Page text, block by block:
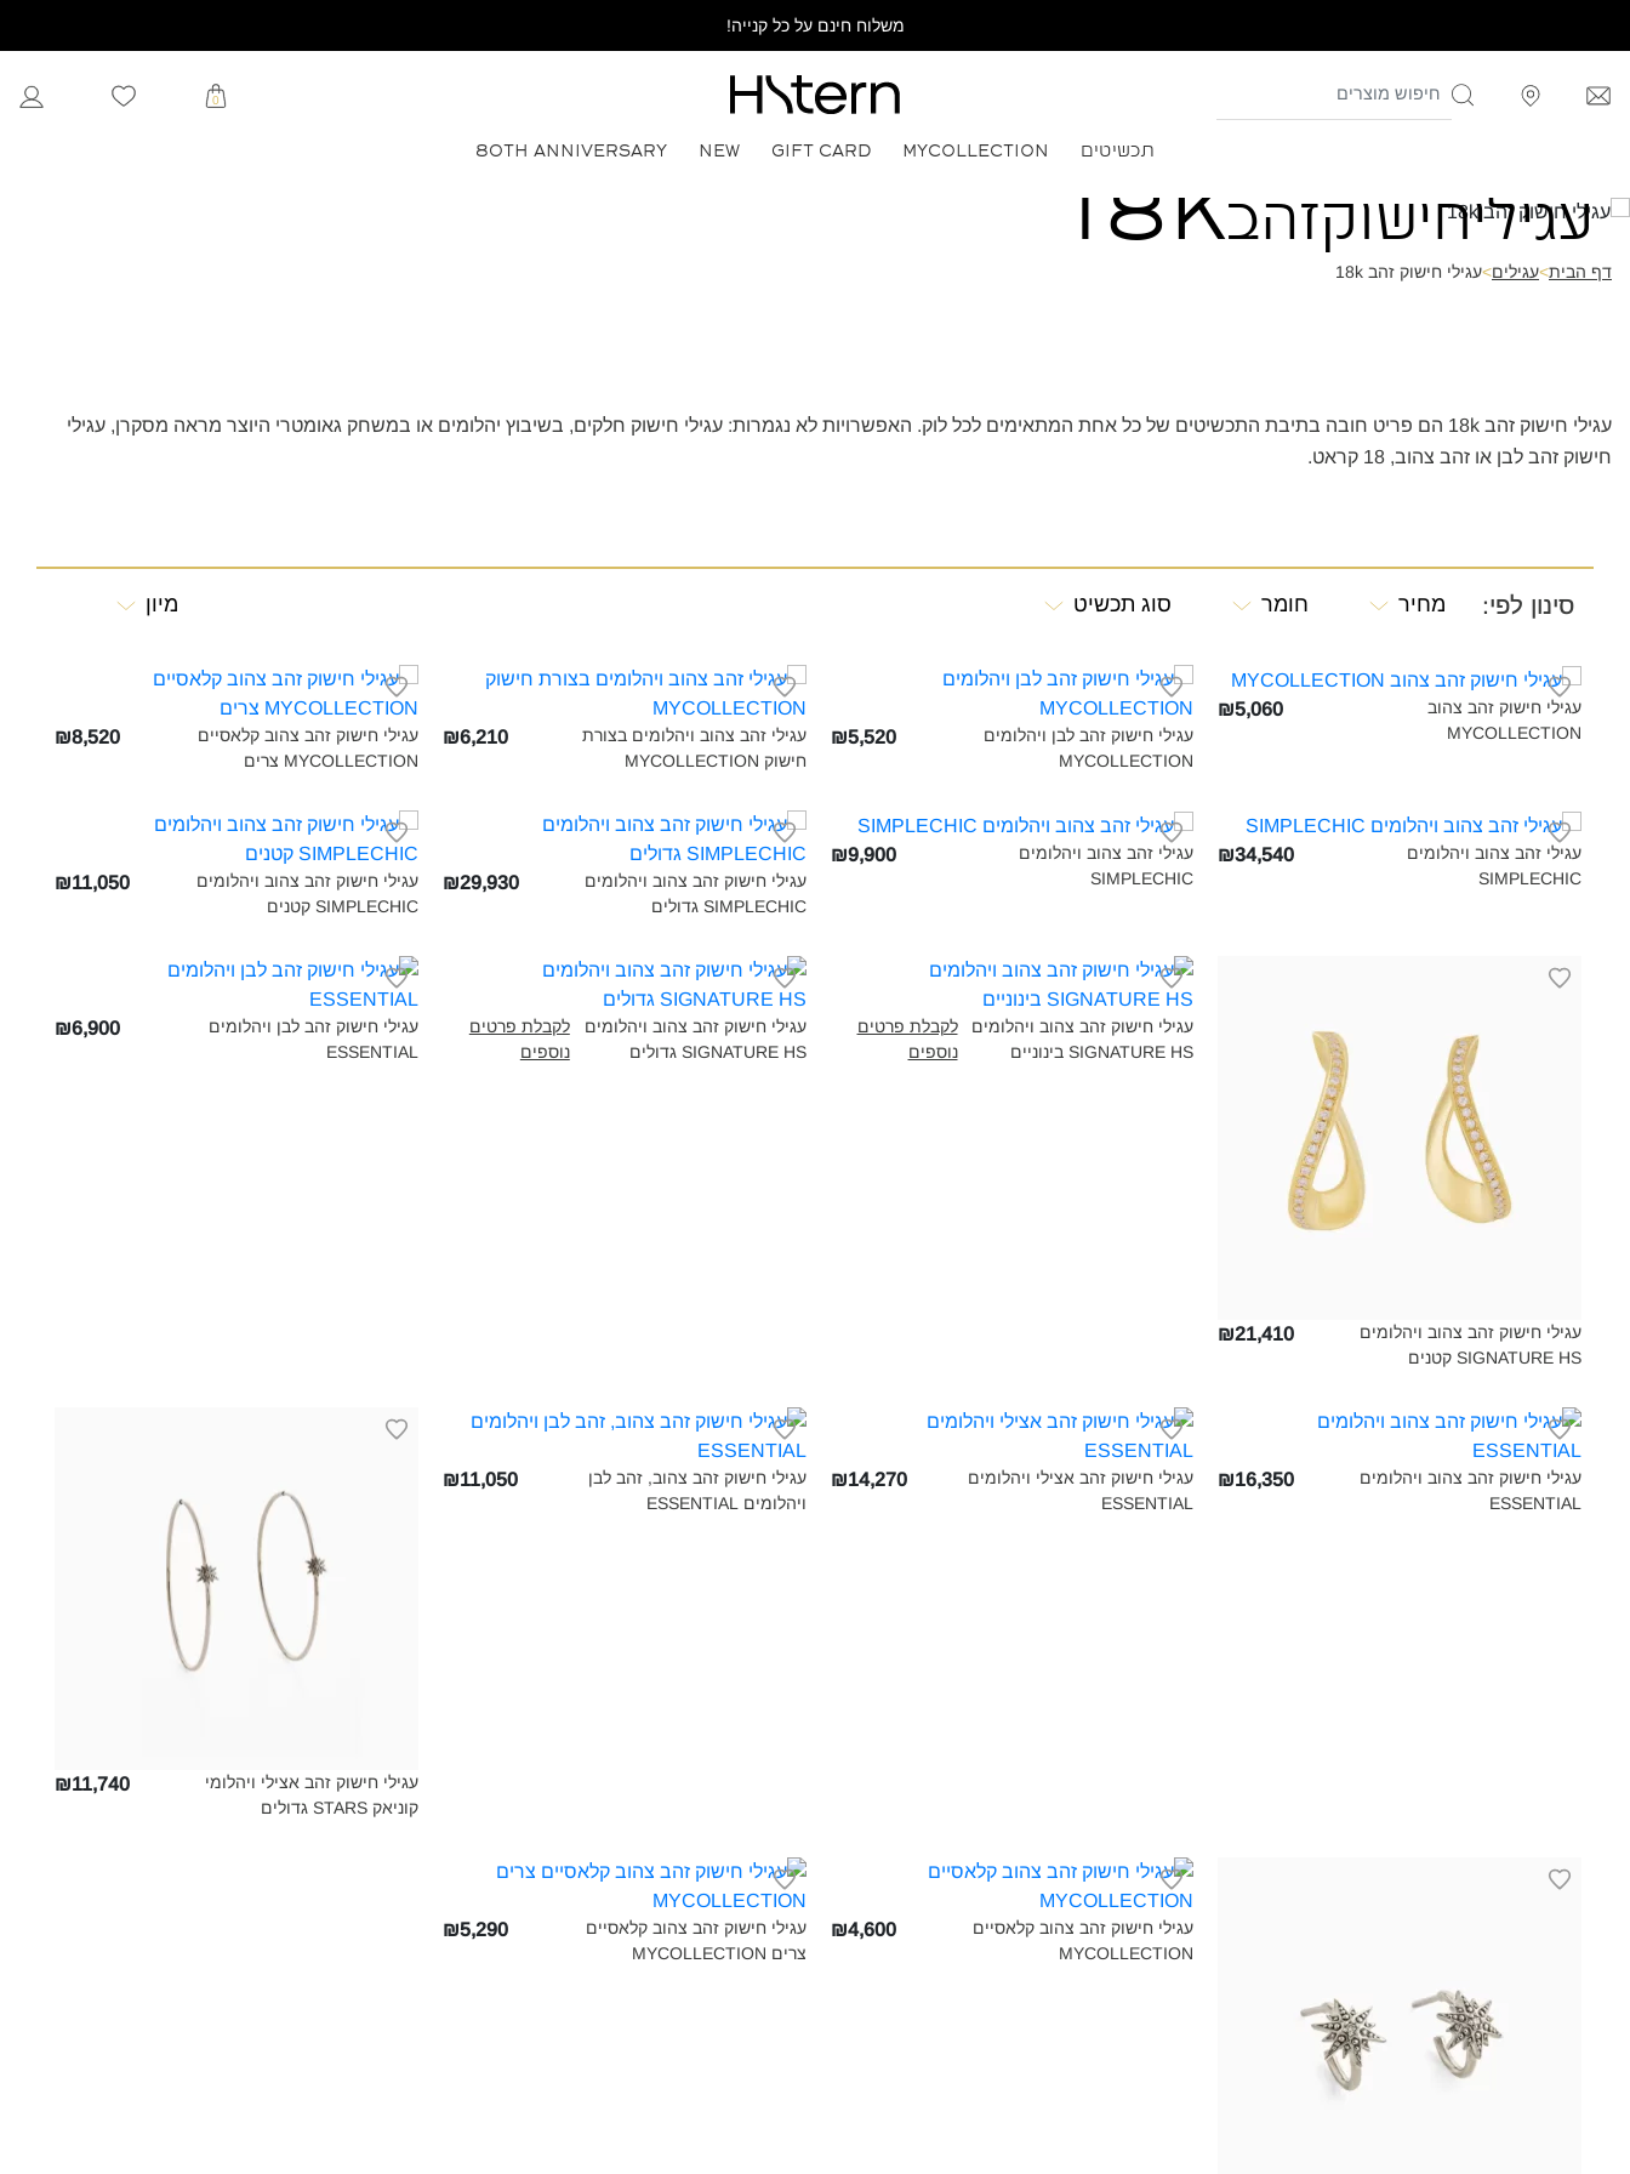
משלוח חינם על כל קנייה!
0
תכשיטים MYCOLLECTION
GIFT CARD
NEW
80TH ANNIVERSARY
עגיליחישוקזהב18k
דף הבית>עגילים>עגילי חישוק זהב 18k
עגילי חישוק זהב 18k הם פריט חובה בתיבת התכשיטים של כל אחת המתאימים לכל לוק. האפשרויות לא נגמרות: עגילי חישוק חלקים, בשיבוץ יהלומים או במשחק גאומטרי היוצר מראה מסקרן, עגילי
חישוק זהב לבן או זהב צהוב, 18 קראט.
סינון לפי: מחיר חומר סוג תכשיט מיון
עגילי חישוק זהב צהוב
MYCOLLECTION‎
₪5,060
עגילי חישוק זהב לבן ויהלומים
MYCOLLECTION‎
₪5,520
עגילי זהב צהוב ויהלומים בצורת
חישוק MYCOLLECTION‎
₪6,210
עגילי חישוק זהב צהוב קלאסיים
MYCOLLECTION‎ צרים‎
₪8,520
עגילי זהב צהוב ויהלומים
SIMPLECHIC‎
₪34,540
עגילי זהב צהוב ויהלומים
SIMPLECHIC‎
₪9,900
עגילי חישוק זהב צהוב ויהלומים
SIMPLECHIC גדולים‎
₪29,930
עגילי חישוק זהב צהוב ויהלומים
SIMPLECHIC קטנים‎
₪11,050
עגילי חישוק זהב צהוב ויהלומים
SIGNATURE HS קטנים‎
₪21,410
עגילי חישוק זהב צהוב ויהלומים
SIGNATURE HS בינוניים‎
לקבלת פרטים
נוספים
עגילי חישוק זהב צהוב ויהלומים
SIGNATURE HS גדולים‎
לקבלת פרטים
נוספים
עגילי חישוק זהב לבן ויהלומים
ESSENTIAL‎
₪6,900
עגילי חישוק זהב צהוב ויהלומים
ESSENTIAL‎
₪16,350
עגילי חישוק זהב אצילי ויהלומים
ESSENTIAL‎
₪14,270
עגילי חישוק זהב צהוב, זהב לבן
ויהלומים ESSENTIAL‎
₪11,050
עגילי חישוק זהב אצילי ויהלומי
קוניאק STARS גדולים‎
₪11,740
עגילי חישוק זהב צהוב קלאסיים
MYCOLLECTION‎‎
₪4,600
עגילי חישוק זהב צהוב קלאסיים
צרים MYCOLLECTION‎
₪5,290